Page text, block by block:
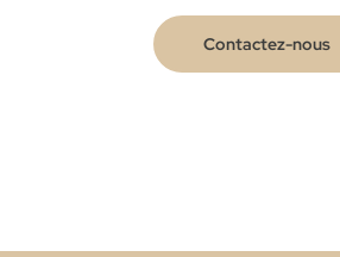
Contactez-nous